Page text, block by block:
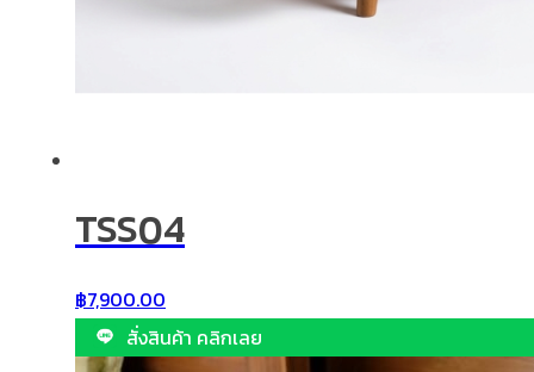
TSS04
฿7,900.00
สั่งสินค้า คลิกเลย